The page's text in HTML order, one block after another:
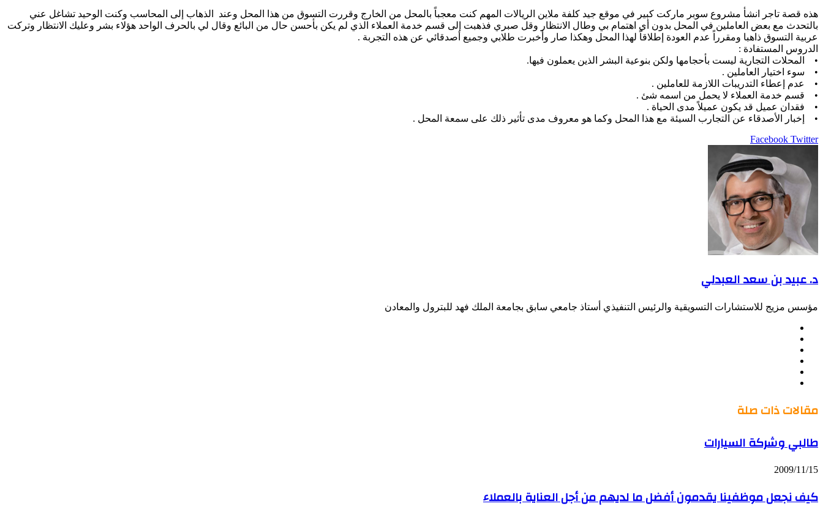
هذه قصة تاجر انشأ مشروع سوبر ماركت كبير في موقع جيد كلفة ملاين الريالات المهم كنت معجباً بالمحل من الخارج وقررت التسوق من هذا المحل وعند الذهاب إلى المحاسب وكنت الوحيد تشاغل عني
بالتحدث مع بعض العاملين في المحل بدون أي اهتمام بي وطال الانتظار وقل صبري فذهبت إلى قسم خدمة العملاء الذي لم يكن بأحسن حال من البائع وقال لي بالحرف الواحد هؤلاء بشر وعليك الانتظار وتركت
عربية التسوق ذاهبا ومقرراً عدم العودة إطلاقاً لهذا المحل وهكذا صار وأخبرت طلابي وجميع أصدقائي عن هذه التجربة .
الدروس المستفادة :
• المحلات التجارية ليست بأحجامها ولكن بنوعية البشر الذين يعملون فيها.
• سوء اختيار العاملين .
• عدم إعطاء التدريبات اللازمة للعاملين .
• قسم خدمة العملاء لا يحمل من اسمه شئ .
• فقدان عميل قد يكون عميلاً مدى الحياة .
• إخبار الأصدقاء عن التجارب السيئة مع هذا المحل وكما هو معروف مدى تأثير ذلك على سمعة المحل .
Facebook Twitter
LinkedIn
Pinterest
مشاركة
عبر
البريد
طباعة
د. عبيد بن سعد العبدلي
مؤسس مزيج للاستشارات التسويقية والرئيس التنفيذي أستاذ جامعي سابق بجامعة الملك فهد للبترول والمعادن
مقالات ذات صلة
طالبي وشركة السيارات
2009/11/15
كيف نجعل موظفينا يقدمون أفضل ما لديهم من أجل العناية بالعملاء